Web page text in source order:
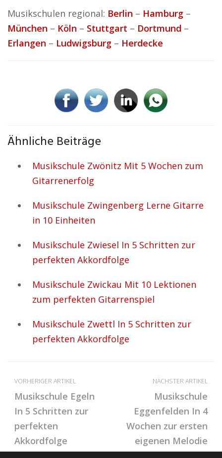
Musikschulen regional: Berlin – Hamburg –
München – Köln – Stuttgart – Dortmund –
Erlangen – Ludwigsburg – Herdecke
Ähnliche Beiträge
Musikschule Zwönitz Mit 5 Wochen zum
Gitarrenerfolg
Musikschule Zwingenberg Lerne Gitarre
in 10 Einheiten
Musikschule Zwiesel In 5 Schritten zur
perfekten Akkordfolge
Musikschule Zwickau Mit 10 Lektionen
zum perfekten Gitarrenspiel
Musikschule Zwettl In 5 Schritten zur
perfekten Akkordfolge
VORHERIGER ARTIKEL
Musikschule Egeln
In 5 Schritten zur
perfekten
Akkordfolge
NÄCHSTER ARTIKEL
Musikschule
Eggenfelden In 4
Wochen zur ersten
eigenen Melodie